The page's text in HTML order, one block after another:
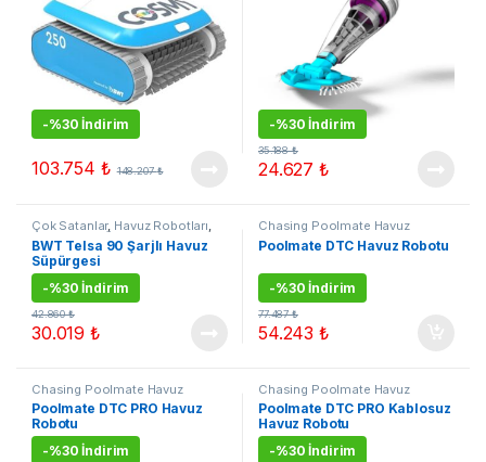
-%30 İndirim
103.754 ₺ 148.207₺
-%30 İndirim
24.627₺
35.188₺
Çok Satanlar, Havuz Robotları,
Kampanyalı Ürünler
BWT Telsa 90 Şarjlı Havuz
Süpürgesi
-%30 İndirim
30.019₺
42.860₺
Chasing Poolmate Havuz
Robotları Çok Satanlar Havuz
Robotları,Kampanyalı Ürünler
Poolmate DTC Havuz Robotu
-%30 İndirim
54.243₺
77.487₺
Chasing Poolmate Havuz
Robotları Çok Satanlar,
Robotları,Kampanyalı Ürünler
Poolmate DTC PRO Havuz
Robotu
-%30 İndirim
Chasing Poolmate Havuz
Robotları Çok Satanlar, Havuz
Robotları,Kampanyalı Ürünler
Poolmate DTC PRO Kablosuz
Havuz Robotu
-%30 İndirim